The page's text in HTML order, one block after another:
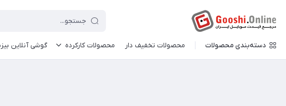
دسته‌بندی محصولات محصولات تخفیف دار محصولات کارکرده گوشی آنلاین